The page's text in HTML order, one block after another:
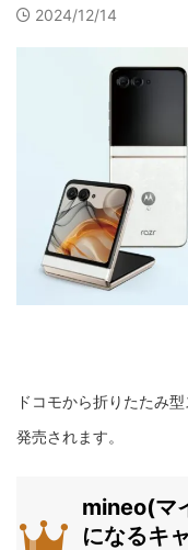
2024/12/14
ドコモから折りたたみ
発売されます。
mineo(マ
になるキ